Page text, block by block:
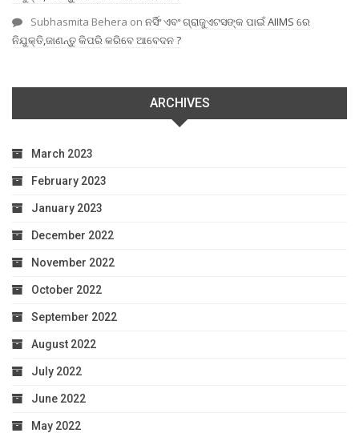
Subhasmita Behera on ନର୍ସିଂ ଏବଂ ଗ୍ରାଜୁଏଟସଙ୍କ ପାଇଁ AIIMS ରେ
ନିଯୁକ୍ତି,ଜାଣନ୍ତୁ କିପରି କରିବେ ଆବେଦନ ?
ARCHIVES
March 2023
February 2023
January 2023
December 2022
November 2022
October 2022
September 2022
August 2022
July 2022
June 2022
May 2022